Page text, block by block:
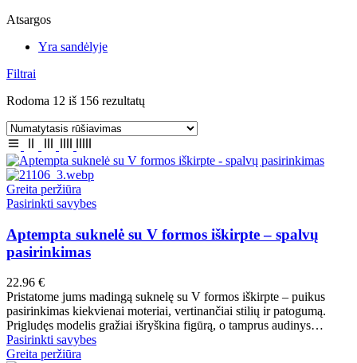
Atsargos
Yra sandėlyje
Filtrai
Rodoma 12 iš 156 rezultatų
Greita peržiūra
Pasirinkti savybesThis
has
multiple
may
be
chosen
on
Aptempta suknelė su V formos iškirpte – spalvų
pasirinkimas
22.96 €
Pristatome jums madingą suknelę su V formos iškirpte – puikus
pasirinkimas kiekvienai moteriai, vertinančiai stilių ir patogumą.
Prigludęs modelis gražiai išryškina figūrą, o tamprus audinys…
Pasirinkti savybesThis
Greita peržiūra